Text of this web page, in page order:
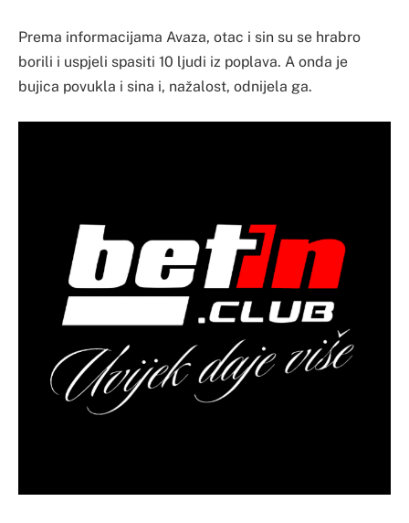
Prema informacijama Avaza, otac i sin su se hrabro
borili i uspjeli spasiti 10 ljudi iz poplava. A onda je
bujica povukla i sina i, nažalost, odnijela ga.